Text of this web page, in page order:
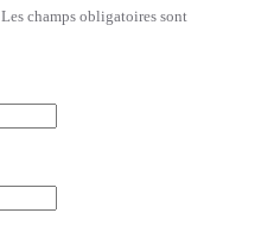
Les champs obligatoires sont